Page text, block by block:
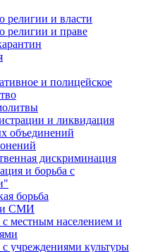
религии и власти
религии и праве
и полицейское
и ликвидация
объединений
дискриминация
и борьба с
борьба
и СМИ
местным населением и
учреждениями культуры